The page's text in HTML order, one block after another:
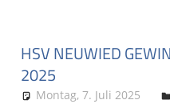
HSV NEUWIED
2025
Montag, 7. Juli 2025